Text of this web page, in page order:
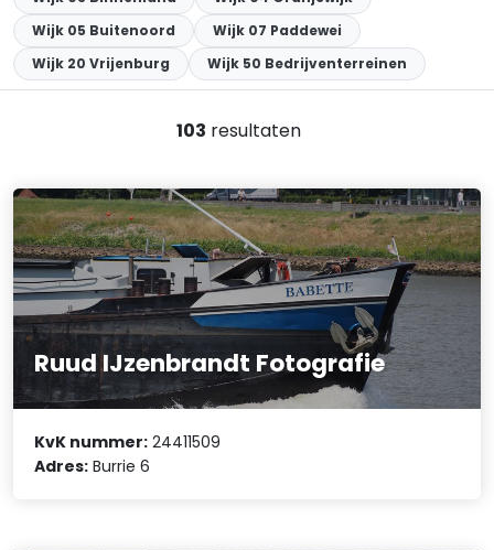
Wijk 05 Buitenoord
Wijk 07 Paddewei
Wijk 20 Vrijenburg
Wijk 50 Bedrijventerreinen
103 resultaten
Ruud IJzenbrandt Fotografie
KvK nummer: 24411509
Adres: Burrie 6